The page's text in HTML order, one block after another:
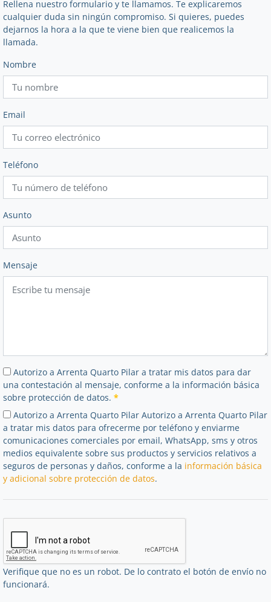
Rellena nuestro formulario y te llamamos. Te explicaremos
cualquier duda sin ningún compromiso. Si quieres, puedes
dejarnos la hora a la que te viene bien que realicemos la
llamada.
Nombre
Email
Teléfono
Asunto
Mensaje
Autorizo a Arrenta Quarto Pilar a tratar mis datos para dar
una contestación al mensaje, conforme a la información básica
sobre protección de datos. *
Autorizo a Arrenta Quarto Pilar Autorizo a Arrenta Quarto Pilar
a tratar mis datos para ofrecerme por teléfono y enviarme
comunicaciones comerciales por email, WhatsApp, sms y otros
medios equivalente sobre sus productos y servicios relativos a
seguros de personas y daños, conforme a la información básica
y adicional sobre protección de datos.
Verifique que no es un robot. De lo contrato el botón de envío no
funcionará.